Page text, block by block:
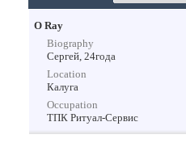
О Ray
Biography
Сергей, 24года
Location
Калуга
Occupation
ТПК Ритуал-Сервис